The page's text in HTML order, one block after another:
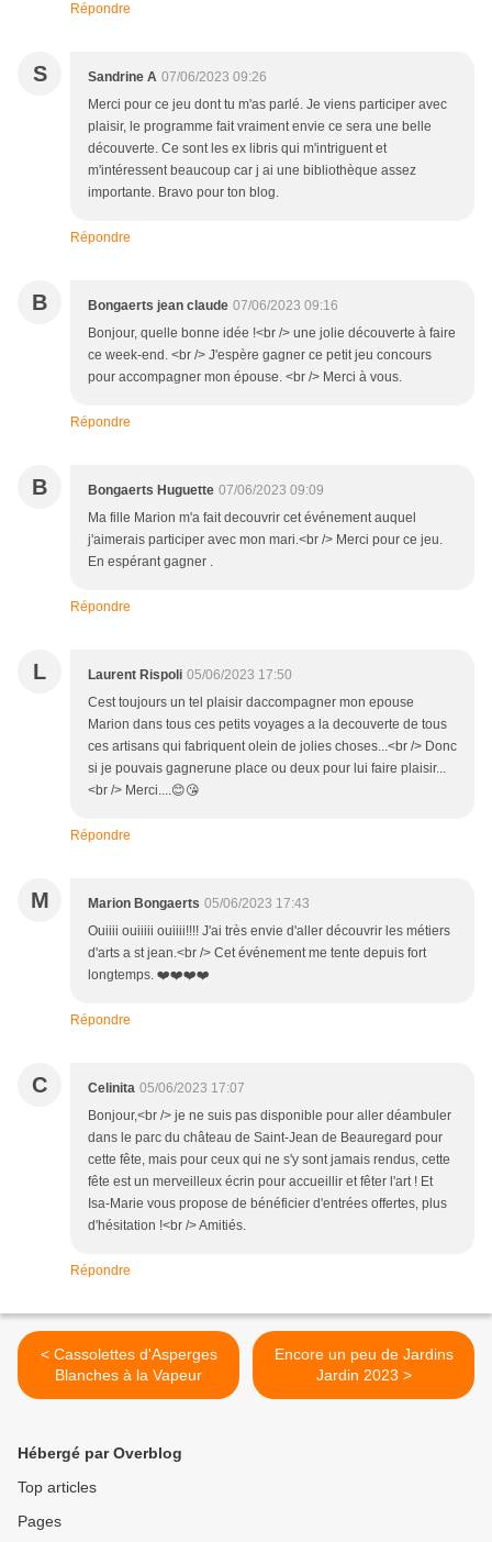
Répondre
S Sandrine A 07/06/2023 09:26
Merci pour ce jeu dont tu m'as parlé. Je viens participer avec
plaisir, le programme fait vraiment envie ce sera une belle
découverte. Ce sont les ex libris qui m'intriguent et
m'intéressent beaucoup car j ai une bibliothèque assez
importante. Bravo pour ton blog.
Répondre
B Bongaerts jean claude 07/06/2023 09:16
Bonjour, quelle bonne idée !<br /> une jolie découverte à faire
ce week-end. <br /> J'espère gagner ce petit jeu concours
pour accompagner mon épouse. <br /> Merci à vous.
Répondre
B Bongaerts Huguette 07/06/2023 09:09
Ma fille Marion m'a fait decouvrir cet événement auquel
j'aimerais participer avec mon mari.<br /> Merci pour ce jeu.
En espérant gagner .
Répondre
L Laurent Rispoli 05/06/2023 17:50
Cest toujours un tel plaisir daccompagner mon epouse
Marion dans tous ces petits voyages a la decouverte de tous
ces artisans qui fabriquent olein de jolies choses...<br /> Donc
si je pouvais gagnerune place ou deux pour lui faire plaisir...
<br /> Merci....😊😘
Répondre
M Marion Bongaerts 05/06/2023 17:43
Ouiiii ouiiiii ouiiii!!!! J'ai très envie d'aller découvrir les métiers
d'arts a st jean.<br /> Cet événement me tente depuis fort
longtemps. ❤️❤️❤️❤️
Répondre
C Celinita 05/06/2023 17:07
Bonjour,<br /> je ne suis pas disponible pour aller déambuler
dans le parc du château de Saint-Jean de Beauregard pour
cette fête, mais pour ceux qui ne s'y sont jamais rendus, cette
fête est un merveilleux écrin pour accueillir et fêter l'art ! Et
Isa-Marie vous propose de bénéficier d'entrées offertes, plus
d'hésitation !<br /> Amitiés.
Répondre
< Cassolettes d'Asperges
Blanches à la Vapeur
Encore un peu de Jardins
Jardin 2023 >
Hébergé par Overblog
Top articles
Pages